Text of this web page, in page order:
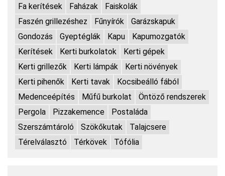
Fa kerítések Faházak
Faiskolák
Faszén grillezéshez
Fűnyírók
Garázskapuk
Gondozás
Gyeptéglák Kapu
Kapumozgatók
Kerítések
Kerti burkolatok
Kerti gépek
Kerti grillezők
Kerti lámpák
Kerti növények
Kerti pihenők
Kerti tavak
Kocsibeálló fából
Medenceépítés
Műfű burkolat
Öntöző rendszerek
Pergola
Pizzakemence
Postaláda
Szerszámtároló
Szökőkutak
Talajcsere
Térelválasztó
Térkövek Tófólia